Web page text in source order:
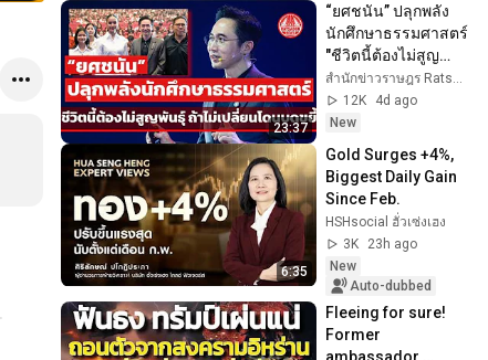
23:37
“ยศชนัน” ปลุกพลัง
นักศึกษาธรรมศาสตร์
"ชีวิตนี้ต้องไม่สูญ
พันธุ์ ถ้าไม่เปลี่ยน
โดนบดขยี้!"
12K
4d ago
New
6:35
Gold Surges +4%,
Biggest Daily Gain
Since Feb.
HSHsocial ฮั่วเซ่งเฮง
3K
23h ago
New
Auto-dubbed
Fleeing for sure!
Former
ambassador